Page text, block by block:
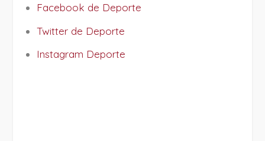
Facebook de Deporte
Twitter de Deporte
Instagram Deporte